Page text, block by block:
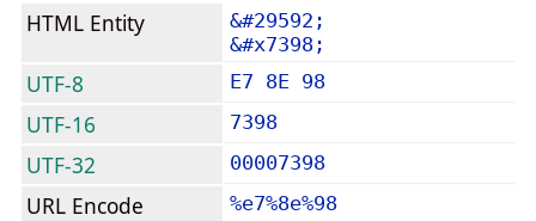
HTML Entity
&#29592;
&#x7398;
UTF-8 E7 8E 98
UTF-16 7398
UTF-32 00007398
URL Encode %e7%8e%98